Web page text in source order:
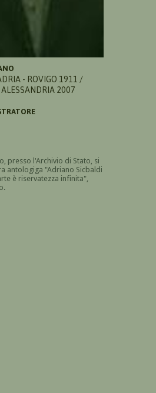
- ROVIGO 1911 /
2007
presso l'Archivio di Stato, si
antologiga "Adriano Sicbaldi
è riservatezza infinita",